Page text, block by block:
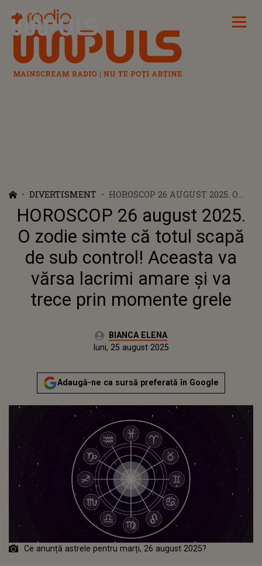
Radio Impuls
DIVERTISMENT
HOROSCOP 26 AUGUST 2025. O
ZODIE SIMTE CĂ TOTUL SCAPĂ
DE SUB CONTROL! ACEASTA VA
VĂRSA LACRIMI AMARE ȘI VA
TRECE PRIN MOMENTE GRELE
HOROSCOP 26 august 2025.
O zodie simte că totul scapă
de sub control! Aceasta va
vărsa lacrimi amare și va
trece prin momente grele
Autor:BIANCA ELENA
Actualizat:
luni, 25 august 2025
Adaugă-ne ca sursă preferată în Google
Ce anunță astrele pentru marți, 26 august 2025?